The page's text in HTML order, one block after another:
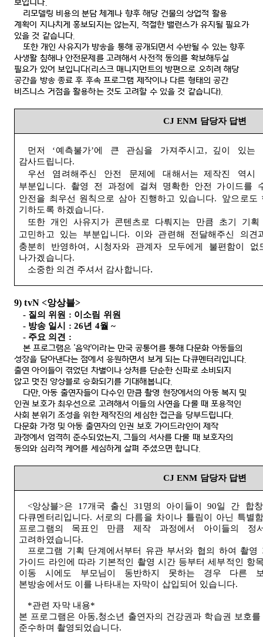
보입니다.
리모델링 비용의 분담 체계나 향후 해당 건물의 상업적 활용
계획이 지나치게 홍보되지는 않는지, 적절한 밸런스가 유지될 필요가
있을 것 같습니다.
또한 개인 사유지가 방송을 통해 공개되면서 수반될 수 있는 향후
사생활 침해나 안전문제를 고려해서 사전적 동의를 확보해두실
필요가 있어 보입니다(리스크 매니지먼트의 방편으로 오히려 해당
공간을 방송 종료 후 후속 프로그램 제작이나 다른 형태의 공간
비즈니스 거점을 활용하는 것도 고려할 수 있을 것 같습니다).
CJ ENM 담당자 답변
먼저 ‘예측불가’에 큰 관심을 가져주시고 , 깊이 있는
감사드립니다.
우선
염려해주신 안전 문제에 대해서는 제작진 역시
부분입니다. 촬영 전 과정에 걸쳐 명확한 안전 가이드를
안전을 최우선 원칙으로 삼아 진행하고 있습니다. 앞으로도
기하도록 하겠습니다.
또한
개인 사유지가 콘텐츠로 다뤄지는 만큼 초기
기획
고민하고
있는 부분입니다. 이와 관련해 전달해주신
의견
충분히
반영하여 , 시청자와 관계자 모두에게 불편함이
없
나가겠습니다.
소중한 의견 주셔서 감사합니다.
9) tvN <앙상블>
- 질의 위원 : 이소림 위원
- 방송 일시 : 26년 4월 ~
- 주요 의견 :
본 프로그램은 '음악'이라는 만국 공통어를 통해 다문화 아동들의
성장을 담아낸다는 점에서 응원하면서 보게 되는 다큐멘터리입니다.
출연 아이들이 겪었던 차별이나 상처를 단순한 신파로 소비되지
않고 멋진 앙상블로 승화되기를 기대해봅니다.
다만,아동 출연자들이 다수인 만큼 촬영 현장에서의 아동 복지 및
인권 보호가 최우선으로 고려해서 이들의 사연을 다룰 때 포용적인
사회 분위기 조성을 위한 제작진의 세심한 접근을 당부드립니다.
다문화 가정 및 아동 출연자의 인권 보호 가이드라인이 제작
과정에서 엄격히 준수되었는지,그들의 서사를 다룰 때 보호자의
동의와 심리적 케어를 세심하게 살펴 주셨으면 합니다.
CJ ENM 담당자 답변
<앙상블>은 17개국 출신 31 명의 아이들이 90일 간 합
다큐멘터리입니다.서로의 다름을 차이나 틀림이 아닌 특별
프로그램의 목표인 만큼 제작 과정에서 아이들의 정
고려하였습니다.
프로그램 기획 단계에서부터 유관 부서와 협의 하여 촬영
가이드 라인에 따라 기본적인 촬영 시간 등부터 세부적인 항
이동 시에도 부모님이 동반하지 못하는 경우 다른 보
본방송에서도 이를 나타내는 자막이 삽입되어 있습니다.
*관련 자막 내용*
본 프로그램은 아동,청소년 출연자의 건강권과 학습권 보호
준수하며 촬영되었습니다.